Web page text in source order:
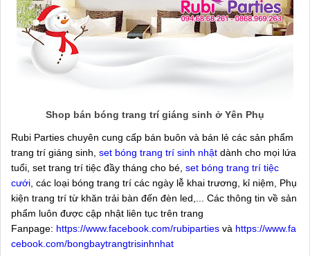
Shop bán bóng trang trí giáng sinh ở Yên Phụ
Rubi Parties chuyên cung cấp bán buôn và bán lẻ các sản phẩm
trang trí giáng sinh, set bóng trang trí sinh nhật dành cho mọi lứa
tuổi, set trang trí tiệc đầy tháng cho bé, set bóng trang trí tiệc
cưới , các loại bóng trang trí các ngày lễ khai trương, kỉ niệm, Phụ
kiện trang trí từ khăn trải bàn đến đèn led,... Các thông tin về sản
phẩm luôn được cập nhật liên tục trên trang
Fanpage: https://www.facebook.com/rubiparties và https://www.fa
cebook.com/bongbaytrangtrisinhnhat